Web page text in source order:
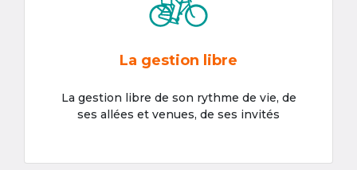
La gestion libre
La gestion libre de son rythme de vie, de
ses allées et venues, de ses invités